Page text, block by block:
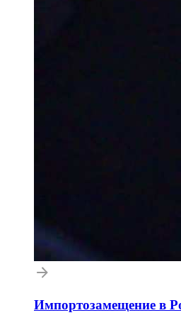
Импортозамещение в